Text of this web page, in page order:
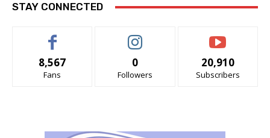
STAY CONNECTED
8,567
Fans
0
Followers
20,910
Subscribers